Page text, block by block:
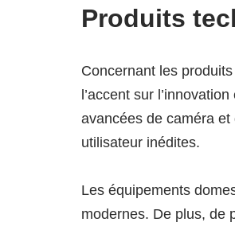
Produits
Concernant les
l’accent sur
avancées de caméra
utilisateur inédites.
Les équipements
modernes. De plus, de